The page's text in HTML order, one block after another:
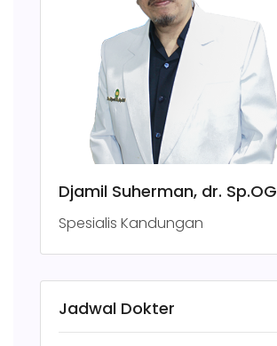
Djamil Suherman, dr. Sp.OG
Spesialis Kandungan
Jadwal Dokter